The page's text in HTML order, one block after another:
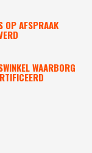
OP AFSPRAAK
WAARBORG